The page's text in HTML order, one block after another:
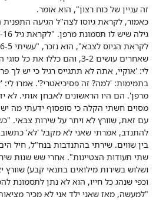
זה עניין של כוח רצון", הוא אומר.
כאמור, לקראת גיוסו לצה"ל הגיעה
שאחרים עושים 3-2, והם כללו את
בתמימות: 'למה? זה פסיכיאטרי?'. אמרו
מרפן'. הם היו הראשונים לאבחן אותי. לא
מסוים חשתי הקלה כי סופסוף ידעתי מה יש
עם זאת, שוורץ לא ויתר על שירות צבאי.
להתנדב, אמרתי שאני לא מקבל 'לא'
בין שווים. שירתי בהתנדבות בנח"ל, חיל
שתי תעודות הצטיינות". אחרי שש שנות
ושלוש בשירות מילואים בתנאי קבע) שוורץ
וכפי שנהג כל חייו, הוא לא נתן לתסמונת
"למעשה, מאז שאני ילד אני לא מכיר